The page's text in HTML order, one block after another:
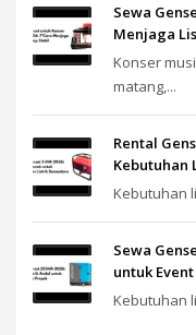
Sewa
Menjaga
Konser
matang,...
Rental
Kebutuhan
Kebutuhan
Sewa
untuk
Kebutuhan